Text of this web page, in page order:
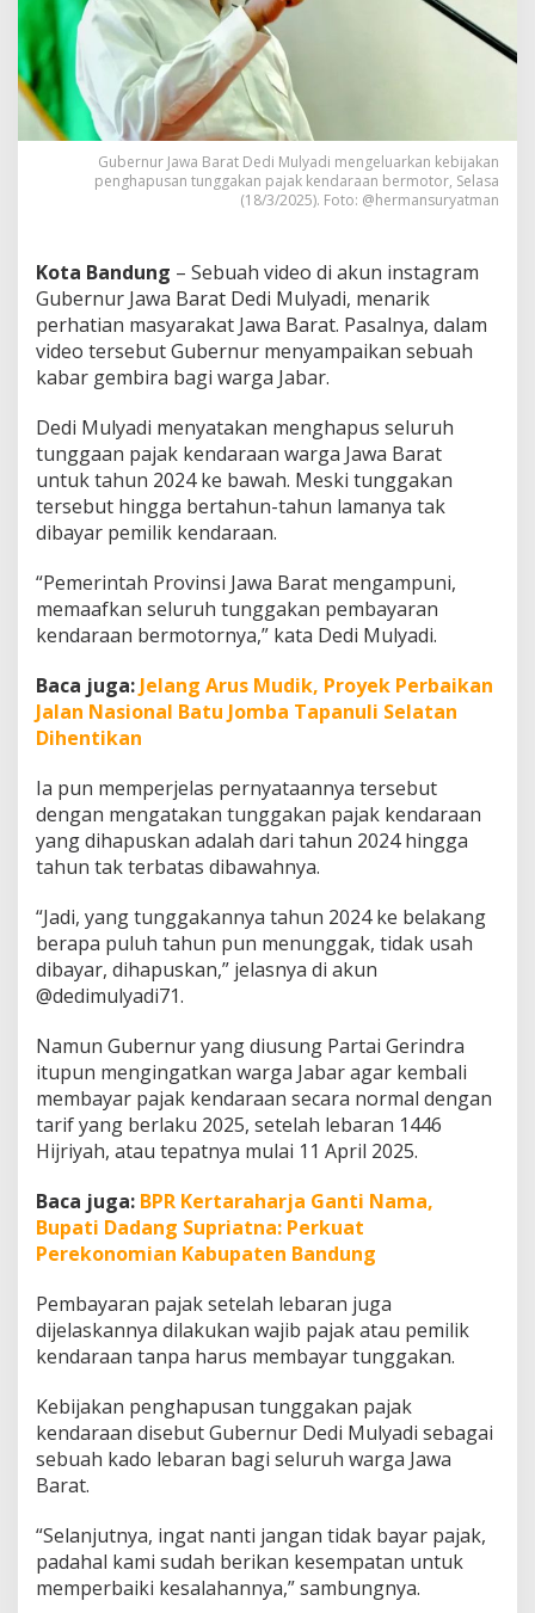
n
T
u
n
g
g
a
k
a
j
a
k
K
e
n
a
r
a
a
n
:
K
d
o
L
b
a
r
B
a
g
i
W
r
a
J
a
Gubernur Jawa Barat Dedi Mulyadi mengeluarkan kebijakan
penghapusan tunggakan pajak kendaraan bermotor, Selasa
(18/3/2025). Foto: @hermansuryatman
Kota Bandung – Sebuah video di akun instagram
Gubernur Jawa Barat Dedi Mulyadi, menarik
perhatian masyarakat Jawa Barat. Pasalnya, dalam
video tersebut Gubernur menyampaikan sebuah
kabar gembira bagi warga Jabar.
Dedi Mulyadi menyatakan menghapus seluruh
tunggaan pajak kendaraan warga Jawa Barat
untuk tahun 2024 ke bawah. Meski tunggakan
tersebut hingga bertahun-tahun lamanya tak
dibayar pemilik kendaraan.
“Pemerintah Provinsi Jawa Barat mengampuni,
memaafkan seluruh tunggakan pembayaran
kendaraan bermotornya,” kata Dedi Mulyadi.
Baca juga:Jelang Arus Mudik, Proyek Perbaikan
Jalan Nasional Batu Jomba Tapanuli Selatan
Dihentikan
Ia pun memperjelas pernyataannya tersebut
dengan mengatakan tunggakan pajak kendaraan
yang dihapuskan adalah dari tahun 2024 hingga
tahun tak terbatas dibawahnya.
“Jadi, yang tunggakannya tahun 2024 ke belakang
berapa puluh tahun pun menunggak, tidak usah
dibayar, dihapuskan,” jelasnya di akun
@dedimulyadi71.
Namun Gubernur yang diusung Partai Gerindra
itupun mengingatkan warga Jabar agar kembali
membayar pajak kendaraan secara normal dengan
tarif yang berlaku 2025, setelah lebaran 1446
Hijriyah, atau tepatnya mulai 11 April 2025.
Baca juga: BPR Kertaraharja Ganti Nama,
Bupati Dadang Supriatna: Perkuat
Perekonomian Kabupaten Bandung
Pembayaran pajak setelah lebaran juga
dijelaskannya dilakukan wajib pajak atau pemilik
kendaraan tanpa harus membayar tunggakan.
Kebijakan penghapusan tunggakan pajak
kendaraan disebut Gubernur Dedi Mulyadi sebagai
sebuah kado lebaran bagi seluruh warga Jawa
Barat.
“Selanjutnya, ingat nanti jangan tidak bayar pajak,
padahal kami sudah berikan kesempatan untuk
memperbaiki kesalahannya,” sambungnya.